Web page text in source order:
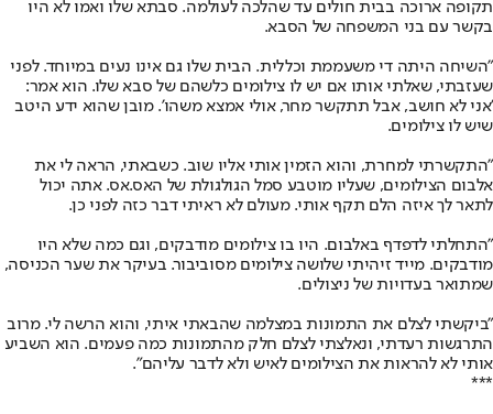
תקופה ארוכה בבית חולים עד שהלכה לעולמה. סבתא שלו ואמו לא היו
בקשר עם בני המשפחה של הסבא.
"השיחה היתה די משעממת וכללית. הבית שלו גם אינו נעים במיוחד. לפני
שעזבתי, שאלתי אותו אם יש לו צילומים כלשהם של סבא שלו. הוא אמר:
'אני לא חושב, אבל תתקשר מחר, אולי אמצא משהו'. מובן שהוא ידע היטב
שיש לו צילומים.
"התקשרתי למחרת, והוא הזמין אותי אליו שוב. כשבאתי, הראה לי את
אלבום הצילומים, שעליו מוטבע סמל הגולגולת של האס.אס. אתה יכול
לתאר לך איזה הלם תקף אותי. מעולם לא ראיתי דבר כזה לפני כן.
"התחלתי לדפדף באלבום. היו בו צילומים מודבקים, וגם כמה שלא היו
מודבקים. מייד זיהיתי שלושה צילומים מסוביבור. בעיקר את שער הכניסה,
שמתואר בעדויות של ניצולים.
"ביקשתי לצלם את התמונות במצלמה שהבאתי איתי, והוא הרשה לי. מרוב
התרגשות רעדתי, ונאלצתי לצלם חלק מהתמונות כמה פעמים. הוא השביע
אותי לא להראות את הצילומים לאיש ולא לדבר עליהם".
***